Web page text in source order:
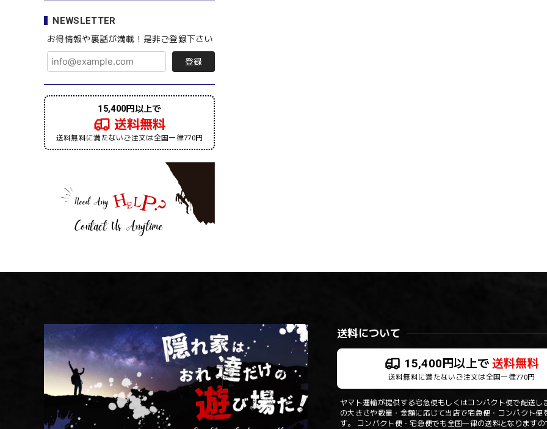
NEWSLETTER
お得情報や裏話が満載！是非ご登録下さい
登録
15,400円以上で
送料無料
送料無料に満たないご注文は全国一律770円
送料について
15,400円以上で 送料無料
送料無料に満たないご注文は全国一律770円
ヤマト運輸が提供する宅急便もしくはコンパクト便で配送し
の大きさや数量・金額に応じて当店で宅急便・コンパクト便
す。 コンパクト便・宅急便でも全国一律の送料となります